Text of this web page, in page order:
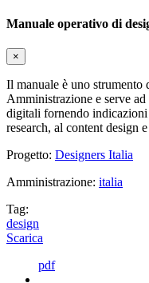
Manuale operativo di
×
Il manuale è uno strumento
Amministrazione e serve
digitali fornendo indicazioni
research, al content design
Progetto: Designers Italia
Amministrazione: italia
Tag:
design
Scarica
pdf